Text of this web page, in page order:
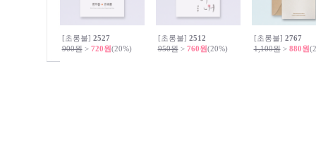
[초롱불] 2527
900원> 720원(20%)
[초롱불] 2512
950원> 760원(20%)
[초롱불] 2767
1,100원> 880원